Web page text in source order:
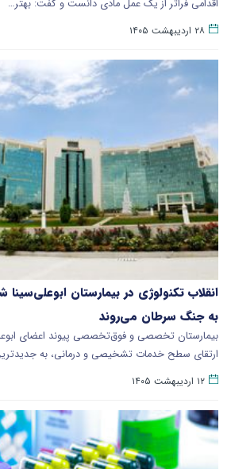
اقدامی فراتر از یک عمل مادی دانست و گفت: بهتر…
۲۸ اردیبهشت ۱۴۰۵
انقلاب تکنولوژی در بیمارستان ابوعلی‌سینا
به جنگ سرطان می‌روند
بیمارستان تخصصی و فوق‌تخصصی پیوند اعضای
ارتقای سطح خدمات تشخیصی و درمانی، به
۱۲ اردیبهشت ۱۴۰۵